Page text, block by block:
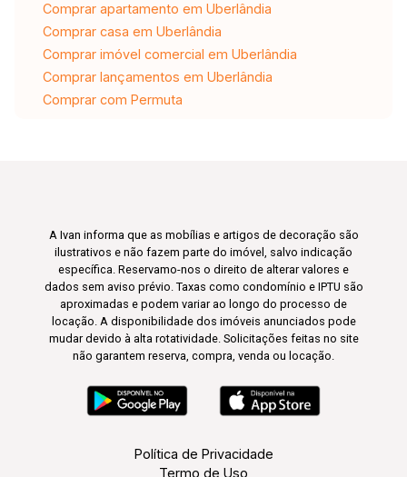
Comprar apartamento em Uberlândia
Comprar casa em Uberlândia
Comprar imóvel comercial em Uberlândia
Comprar lançamentos em Uberlândia
Comprar com Permuta
A Ivan informa que as mobílias e artigos de decoração são
ilustrativos e não fazem parte do imóvel, salvo indicação
específica. Reservamo-nos o direito de alterar valores e
dados sem aviso prévio. Taxas como condomínio e IPTU são
aproximadas e podem variar ao longo do processo de
locação. A disponibilidade dos imóveis anunciados pode
mudar devido à alta rotatividade. Solicitações feitas no site
não garantem reserva, compra, venda ou locação.
Política de Privacidade
Termo de Uso